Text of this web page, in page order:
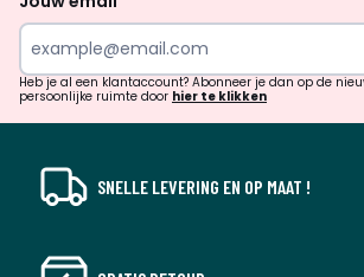
Heb je al een klantaccount? Abonneer je dan op de
persoonlijke ruimte door hier te klikken
SNELLE LEVERING EN OP MAAT !